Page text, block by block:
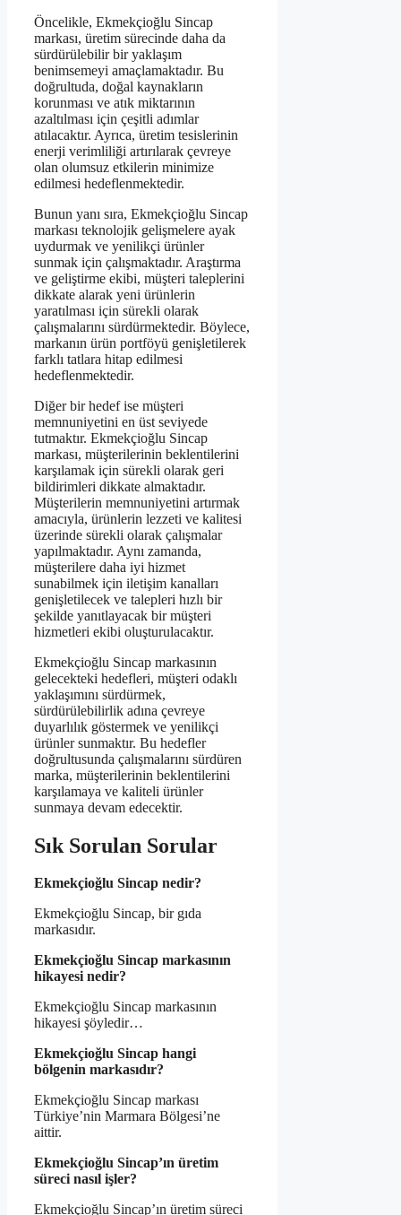
Öncelikle, Ekmekçioğlu Sincap
markası, üretim sürecinde daha da
sürdürülebilir bir yaklaşım
benimsemeyi amaçlamaktadır. Bu
doğrultuda, doğal kaynakların
korunması ve atık miktarının
azaltılması için çeşitli adımlar
atılacaktır. Ayrıca, üretim tesislerinin
enerji verimliliği artırılarak çevreye
olan olumsuz etkilerin minimize
edilmesi hedeflenmektedir.
Bunun yanı sıra, Ekmekçioğlu Sincap
markası teknolojik gelişmelere ayak
uydurmak ve yenilikçi ürünler
sunmak için çalışmaktadır. Araştırma
ve geliştirme ekibi, müşteri taleplerini
dikkate alarak yeni ürünlerin
yaratılması için sürekli olarak
çalışmalarını sürdürmektedir. Böylece,
markanın ürün portföyü genişletilerek
farklı tatlara hitap edilmesi
hedeflenmektedir.
Diğer bir hedef ise müşteri
memnuniyetini en üst seviyede
tutmaktır. Ekmekçioğlu Sincap
markası, müşterilerinin beklentilerini
karşılamak için sürekli olarak geri
bildirimleri dikkate almaktadır.
Müşterilerin memnuniyetini artırmak
amacıyla, ürünlerin lezzeti ve kalitesi
üzerinde sürekli olarak çalışmalar
yapılmaktadır. Aynı zamanda,
müşterilere daha iyi hizmet
sunabilmek için iletişim kanalları
genişletilecek ve talepleri hızlı bir
şekilde yanıtlayacak bir müşteri
hizmetleri ekibi oluşturulacaktır.
Ekmekçioğlu Sincap markasının
gelecekteki hedefleri, müşteri odaklı
yaklaşımını sürdürmek,
sürdürülebilirlik adına çevreye
duyarlılık göstermek ve yenilikçi
ürünler sunmaktır. Bu hedefler
doğrultusunda çalışmalarını sürdüren
marka, müşterilerinin beklentilerini
karşılamaya ve kaliteli ürünler
sunmaya devam edecektir.
Sık Sorulan Sorular
Ekmekçioğlu Sincap nedir?
Ekmekçioğlu Sincap, bir gıda
markasıdır.
Ekmekçioğlu Sincap markasının
hikayesi nedir?
Ekmekçioğlu Sincap markasının
hikayesi şöyledir…
Ekmekçioğlu Sincap hangi
bölgenin markasıdır?
Ekmekçioğlu Sincap markası
Türkiye’nin Marmara Bölgesi’ne
aittir.
Ekmekçioğlu Sincap’ın üretim
süreci nasıl işler?
Ekmekçioğlu Sincap’ın üretim süreci